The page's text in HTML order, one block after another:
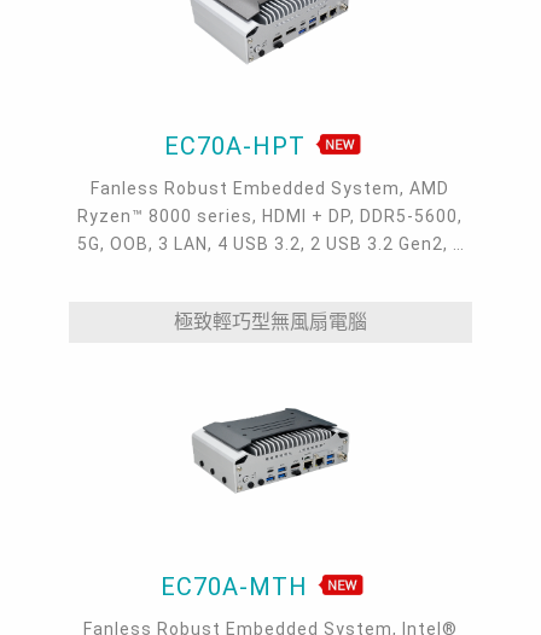
EC70A-HPT
Fanless Robust Embedded System, AMD
Ryzen™ 8000 series, HDMI + DP, DDR5-5600,
5G, OOB, 3 LAN, 4 USB 3.2, 2 USB 3.2 Gen2, 1
極致輕巧型無風扇電腦
EC70A-MTH
Fanless Robust Embedded System, Intel®